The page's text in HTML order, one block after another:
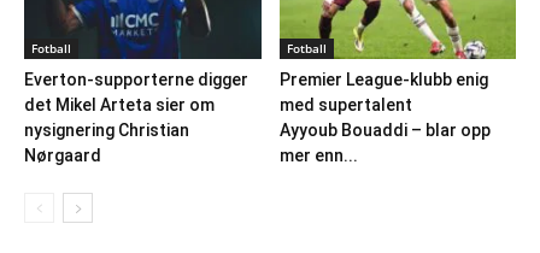
Fotball
Everton-supporterne digger
det Mikel Arteta sier om
nysignering Christian
Nørgaard
Fotball
Premier League-klubb enig
med supertalent
Ayyoub Bouaddi – blar opp
mer enn...